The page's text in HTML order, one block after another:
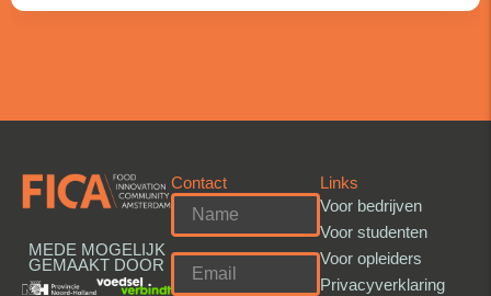
MEDE MOGELIJK
GEMAAKT DOOR
Contact
Links
Voor bedrijven
Voor studenten
Voor opleiders
Privacyverklaring